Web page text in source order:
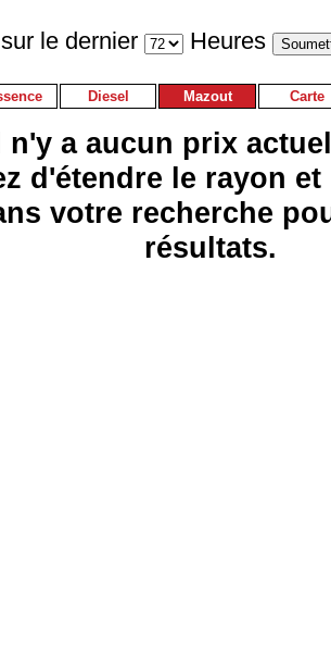
le dernier Heures
Diesel Mazout Carte
n'y a aucun prix
d'étendre le rayon
votre recherche
résultats.